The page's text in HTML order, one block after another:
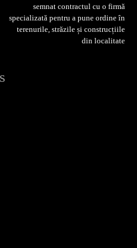
semnat contractul cu o firmă
specializată pentru a pune ordine în
terenurile, străzile și construcțiile
din localitate